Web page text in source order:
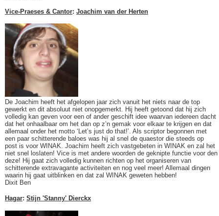
Vice-Praeses & Cantor: Joachim van der Herten
De Joachim heeft het afgelopen jaar zich vanuit het niets naar de top
gewerkt en dit absoluut niet onopgemerkt. Hij heeft getoond dat hij zich
volledig kan geven voor een of ander geschift idee waarvan iedereen dacht
dat het onhaalbaar om het dan op z’n gemak voor elkaar te krijgen en dat
allemaal onder het motto ‘Let’s just do that!’. Als scriptor begonnen met
een paar schitterende baloes was hij al snel de quaestor die steeds op
post is voor WINAK. Joachim heeft zich vastgebeten in WINAK en zal het
niet snel loslaten! Vice is met andere woorden de geknipte functie voor den
deze! Hij gaat zich volledig kunnen richten op het organiseren van
schitterende extravagante activiteiten en nog veel meer! Allemaal dingen
waarin hij gaat uitblinken en dat zal WINAK geweten hebben!
Dixit Ben
Hagar: Stijn 'Stanny' Dierckx